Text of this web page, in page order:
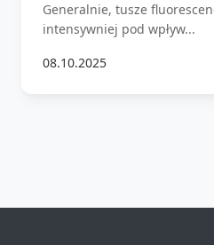
Generalnie, tusze
intensywniej pod wpływ...
08.10.2025